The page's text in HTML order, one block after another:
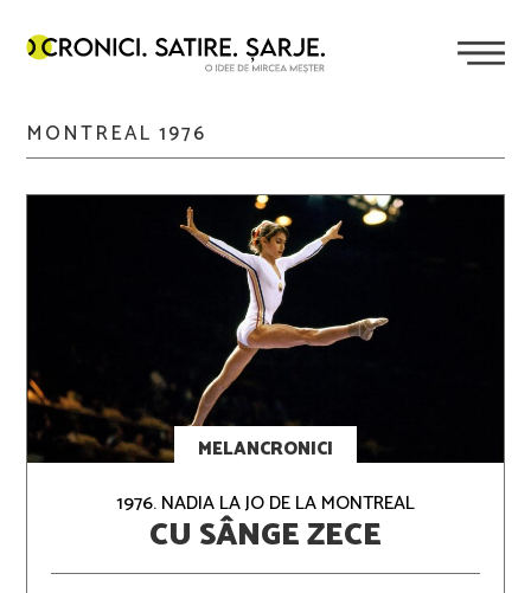
MONTREAL 1976
MELANCRONICI
1976. NADIA LA JO DE LA MONTREAL
CU SÂNGE ZECE